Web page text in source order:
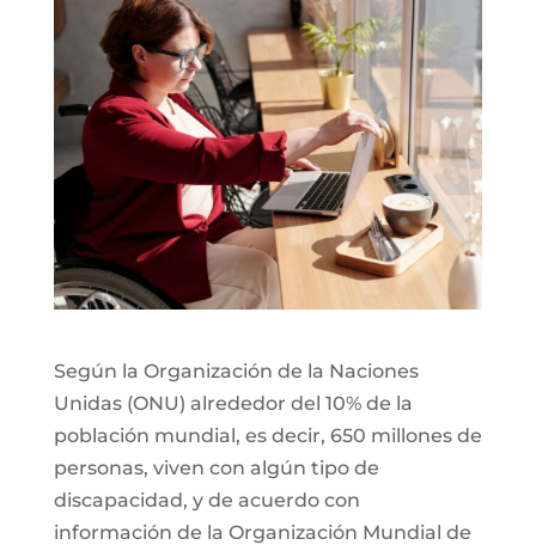
Según la Organización de la Naciones
Unidas (ONU) alrededor del 10% de la
población mundial, es decir, 650 millones de
personas, viven con algún tipo de
discapacidad, y de acuerdo con
información de la Organización Mundial de